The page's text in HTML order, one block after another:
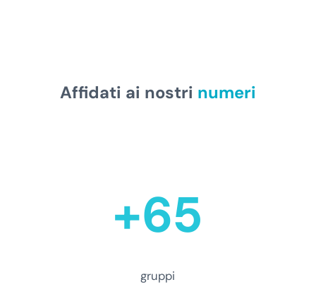
Affidati ai nostri numeri
+65
gruppi